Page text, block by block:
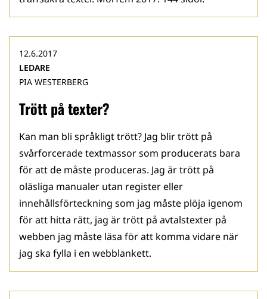
Trött på texter?
12.6.2017
LEDARE
PIA WESTERBERG
Kan man bli språkligt trött? Jag blir trött på
svårforcerade textmassor som producerats bara
för att de måste produceras. Jag är trött på
oläsliga manualer utan register eller
innehållsförteckning som jag måste plöja igenom
för att hitta rätt, jag är trött på avtalstexter på
webben jag måste läsa för att komma vidare när
jag ska fylla i en webblankett.